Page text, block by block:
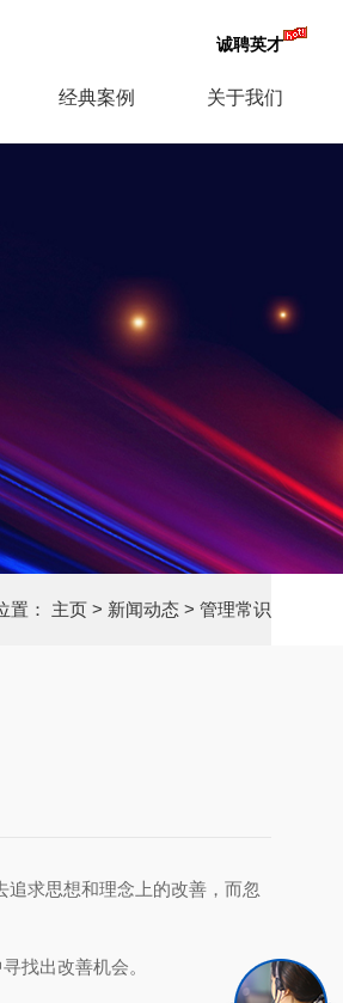
诚聘英才
经典案例 关于我们
置： 主页 > 新闻动态 > 管理常识
求思想和理念上的改善，而忽
找出改善机会。